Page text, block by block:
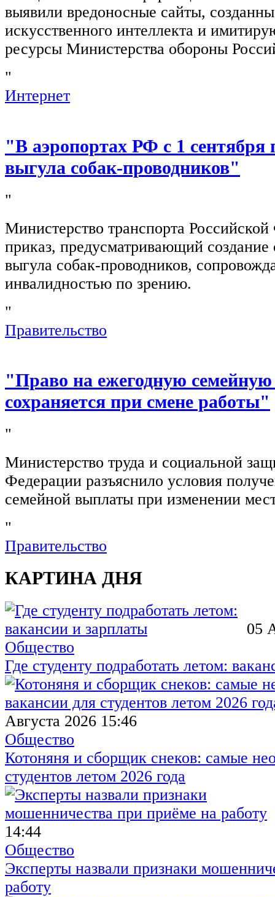
выявили вредоносные сайты,
искусственного интеллекта и
ресурсы Министерства обороны
"
Интернет
"В аэропортах РФ с 1 сентября
выгула собак-проводников"
"
Министерство транспорта
приказ, предусматривающий создание
выгула собак-проводников,
инвалидностью по зрению.
"
Правительство
"Право на ежегодную
сохраняется при смене работы"
"
Министерство труда и социальной
Федерации разъяснило условия
семейной выплаты при изменении
"
Правительство
КАРТИНА ДНЯ
05
Общество
Где студенту подработать летом:
Августа 2026 15:46
Общество
Котоняня и сборщик снеков: самые
студентов летом 2026 года
14:44
Общество
Эксперты назвали признаки
работу